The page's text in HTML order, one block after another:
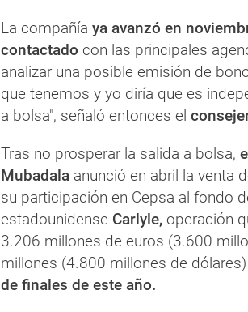
La compañía ya avanzó en
contactado con las principales
analizar una posible emisión de
que tenemos y yo diría que es
a bolsa", señaló entonces el
Tras no prosperar la salida a bolsa,
Mubadala anunció en abril la venta
su participación en Cepsa al fondo
estadounidense Carlyle, operación
3.206 millones de euros (3.600
millones (4.800 millones de
de finales de este año.